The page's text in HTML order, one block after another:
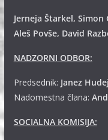
Jerneja Štarkel,
Aleš Povše, David
NADZORNI ODBOR:
Predsednik: Janez Hudej
Nadomestna člana:
SOCIALNA KOMISIJA: